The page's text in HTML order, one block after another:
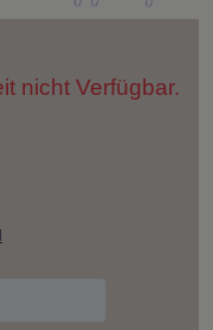
nicht Verfügbar.